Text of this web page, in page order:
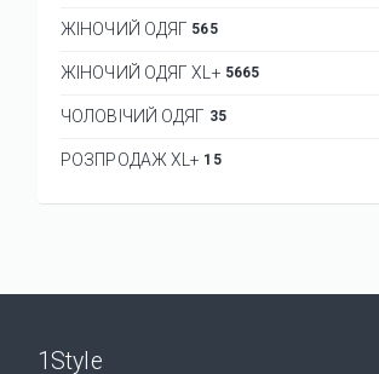
ЖІНОЧИЙ ОДЯГ 565
ЖІНОЧИЙ ОДЯГ XL+ 5665
ЧОЛОВІЧИЙ ОДЯГ 35
РОЗПРОДАЖ XL+ 15
1Style